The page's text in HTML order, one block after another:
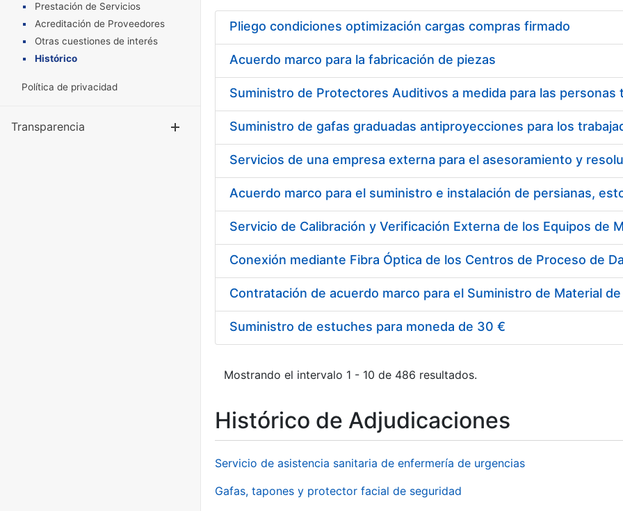
Prestación de Servicios
Acreditación de Proveedores
Otras cuestiones de interés
Histórico
Política de privacidad
Transparencia Mostrar/Ocultar
Pliego condiciones optimización cargas compras firmado
Acuerdo marco para la fabricación de piezas
Acuerdo marco para el suministro e instalación de persianas,
Suministro de estuches para moneda de 30 €
Mostrando el intervalo 1 - 10 de 486 resultados.
Histórico de Adjudicaciones
Servicio de asistencia sanitaria de enfermería de urgencias
Gafas, tapones y protector facial de seguridad